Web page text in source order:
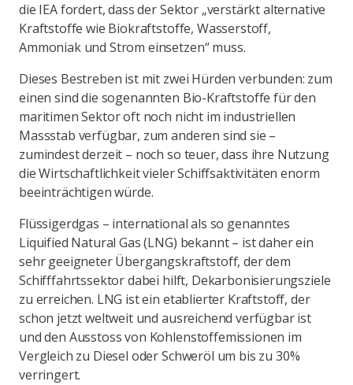
die IEA fordert, dass der Sektor „verstärkt alternative
Kraftstoffe wie Biokraftstoffe, Wasserstoff,
Ammoniak und Strom einsetzen“ muss.
Dieses Bestreben ist mit zwei Hürden verbunden: zum
einen sind die sogenannten Bio-Kraftstoffe für den
maritimen Sektor oft noch nicht im industriellen
Massstab verfügbar, zum anderen sind sie –
zumindest derzeit – noch so teuer, dass ihre Nutzung
die Wirtschaftlichkeit vieler Schiffsaktivitäten enorm
beeinträchtigen würde.
Flüssigerdgas – international als so genanntes
Liquified Natural Gas (LNG) bekannt – ist daher ein
sehr geeigneter Übergangskraftstoff, der dem
Schifffahrtssektor dabei hilft, Dekarbonisierungsziele
zu erreichen. LNG ist ein etablierter Kraftstoff, der
schon jetzt weltweit und ausreichend verfügbar ist
und den Ausstoss von Kohlenstoffemissionen im
Vergleich zu Diesel oder Schweröl um bis zu 30%
verringert.